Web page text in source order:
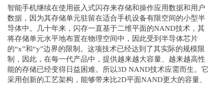
智能手机继续在使用嵌入式闪存来存储和操作应用数据和用户
数据，因为其存储单元驻留在适合手机设备有限空间的小型半
导体中。几十年来，闪存一直基于二维平面的NAND技术，其
将存储单元水平地布置在物理空间中，因此受到半导体芯片
的“x”和“y”边界的限制。这项技术已经达到了其实际的规模限
制，因此，在每一代产品中，提供越来越大容量、越来越高性
能的存储已经变得日益困难。所以3D NAND技术应需而生。它
采用创新的工艺架构，能够带来比2D平面NAND更大的容量、